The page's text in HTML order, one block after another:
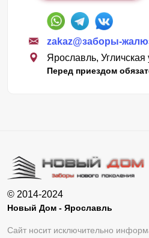
zakaz@заборы-
Ярославль,
Перед приездом
© 2014-2024
Новый Дом - Ярославль
Сайт носит исключительно